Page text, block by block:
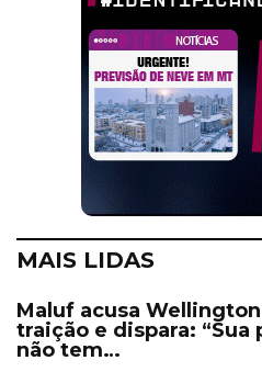
MAIS LIDAS
Maluf acusa
traição e dispara: “Sua
não tem…